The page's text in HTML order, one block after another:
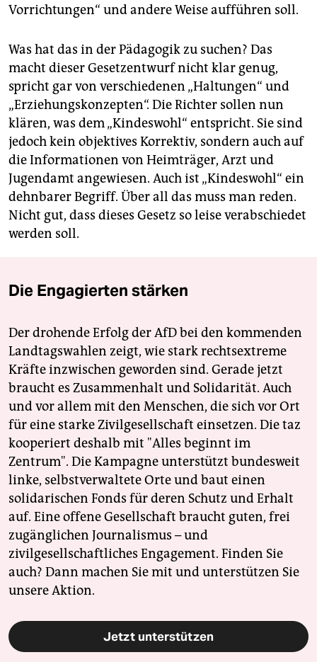
Vorrichtungen“ und andere Weise aufführen soll.
Was hat das in der Pädagogik zu suchen? Das
macht dieser Gesetzentwurf nicht klar genug,
spricht gar von verschiedenen „Haltungen“ und
„Erziehungskonzepten“. Die Richter sollen nun
klären, was dem „Kindeswohl“ entspricht. Sie sind
jedoch kein objektives Korrektiv, sondern auch auf
die Informationen von Heimträger, Arzt und
Jugendamt angewiesen. Auch ist „Kindeswohl“ ein
dehnbarer Begriff. Über all das muss man reden.
Nicht gut, dass dieses Gesetz so leise verabschiedet
werden soll.
Die Engagierten stärken
Der drohende Erfolg der AfD bei den kommenden
Landtagswahlen zeigt, wie stark rechtsextreme
Kräfte inzwischen geworden sind. Gerade jetzt
braucht es Zusammenhalt und Solidarität. Auch
und vor allem mit den Menschen, die sich vor Ort
für eine starke Zivilgesellschaft einsetzen. Die taz
kooperiert deshalb mit "Alles beginnt im
Zentrum". Die Kampagne unterstützt bundesweit
linke, selbstverwaltete Orte und baut einen
solidarischen Fonds für deren Schutz und Erhalt
auf. Eine offene Gesellschaft braucht guten, frei
zugänglichen Journalismus – und
zivilgesellschaftliches Engagement. Finden Sie
auch? Dann machen Sie mit und unterstützen Sie
unsere Aktion.
Jetzt unterstützen